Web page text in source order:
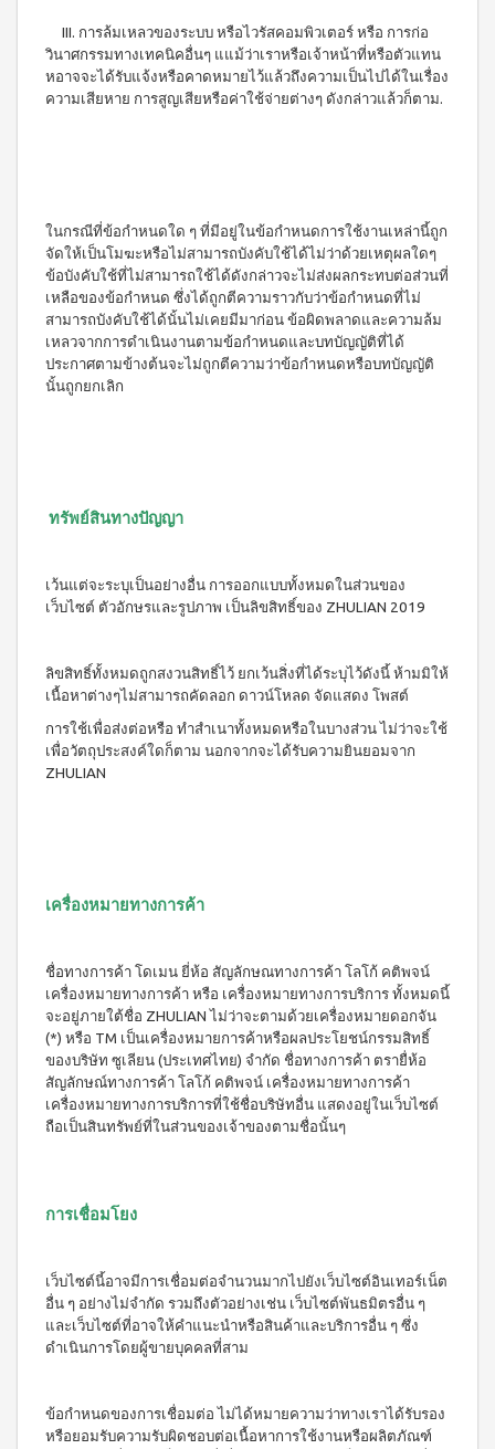
ดื่มนม
ถั่ว
เวร่า
สาลี
ชนิด
ชง
ไอเอส
โอ 3
เครื่อง
ดื่มคอ
ลลา
เจน
และ
3 (มิ
ซอง)
ไอเอส
ดื่ม
ผสม
สาร
สกัด
จาก
ผลไม้
และ
นูทรี
ซี
(ใหม่)
กรีน
เล็ก
ซ์
ไอ
คอม
เพล็
ค
คอม
เพล็
น
เล็ก
ซ์ ส
ไป
สค
หม้อ
ตุ๋น
22ซม.
กระทะ
ซุป
26
ซม.
กระทะ
38ซม.
หม้ออัด
ความดัน
อเนกประสงค์
(8 ลิตร)
III. การล้มเหลวของระบบ หรือไวรัสคอมพิวเตอร์ หรือ การก่อ
วินาศกรรมทางเทคนิคอื่นๆ แแม้ว่าเราหรือเจ้าหน้าที่หรือตัวแทน
หอาจจะได้รับแจ้งหรือคาดหมายไว้แล้วถึงความเป็นไปได้ในเรื่อง
ความเสียหาย การสูญเสียหรือค่าใช้จ่ายต่างๆ ดังกล่าวแล้วก็ตาม.
ในกรณีที่ข้อกำหนดใด ๆ ที่มีอยู่ในข้อกำหนดการใช้งานเหล่านี้ถูก
จัดให้เป็นโมฆะหรือไม่สามารถบังคับใช้ได้ไม่ว่าด้วยเหตุผลใดๆ
ข้อบังคับใช้ที่ไม่สามารถใช้ได้ดังกล่าวจะไม่ส่งผลกระทบต่อส่วนที่
เหลือของข้อกำหนด ซึ่งได้ถูกตีความราวกับว่าข้อกำหนดที่ไม่
สามารถบังคับใช้ได้นั้นไม่เคยมีมาก่อน ข้อผิดพลาดและความล้ม
เหลวจากการดำเนินงานตามข้อกำหนดและบทบัญญัติที่ได้
ประกาศตามข้างต้นจะไม่ถูกตีความว่าข้อกำหนดหรือบทบัญญัติ
นั้นถูกยกเลิก
ทรัพย์สินทางปัญญา
เว้นแต่จะระบุเป็นอย่างอื่น การออกแบบทั้งหมดในส่วนของ
เว็บไซต์ ตัวอักษรและรูปภาพ เป็นลิขสิทธิ์ของ ZHULIAN 2019
ลิขสิทธิ์ทั้งหมดถูกสงวนสิทธิ์ไว้ ยกเว้นสิ่งที่ได้ระบุไว้ดังนี้ ห้ามมิให้
เนื้อหาต่างๆไม่สามารถคัดลอก ดาวน์โหลด จัดแสดง โพสต์
การใช้เพื่อส่งต่อหรือ ทำสำเนาทั้งหมดหรือในบางส่วน ไม่ว่าจะใช้
เพื่อวัตถุประสงค์ใดก็ตาม นอกจากจะได้รับความยินยอมจาก
ZHULIAN
เครื่องหมายทางการค้า
ชื่อทางการค้า โดเมน ยี่ห้อ สัญลักษณทางการค้า โลโก้ คติพจน์
เครื่องหมายทางการค้า หรือ เครื่องหมายทางการบริการ ทั้งหมดนี้
จะอยู่ภายใต้ชื่อ ZHULIAN ไม่ว่าจะตามด้วยเครื่องหมายดอกจัน
(*) หรือ TM เป็นเครื่องหมายการค้าหรือผลประโยชน์กรรมสิทธิ์
ของบริษัท ซูเลียน (ประเทศไทย) จำกัด ชื่อทางการค้า ตรายื่ห้อ
สัญลักษณ์ทางการค้า โลโก้ คติพจน์ เครื่องหมายทางการค้า
เครื่องหมายทางการบริการที่ใช้ชื่อบริษัทอื่น แสดงอยู่ในเว็บไซต์
ถือเป็นสินทรัพย์ที่ในส่วนของเจ้าของตามชื่อนั้นๆ
การเชื่อมโยง
เว็บไซต์นี้อาจมีการเชื่อมต่อจำนวนมากไปยังเว็บไซต์อินเทอร์เน็ต
อื่น ๆ อย่างไม่จำกัด รวมถึงตัวอย่างเช่น เว็บไซต์พันธมิตรอื่น ๆ
และเว็บไซต์ที่อาจให้คำแนะนำหรือสินค้าและบริการอื่น ๆ ซึ่ง
ดำเนินการโดยผู้ขายบุคคลที่สาม
ข้อกำหนดของการเชื่อมต่อ ไม่ได้หมายความว่าทางเราได้รับรอง
หรือยอมรับความรับผิดชอบต่อเนื้อหาการใช้งานหรือผลิตภัณฑ์